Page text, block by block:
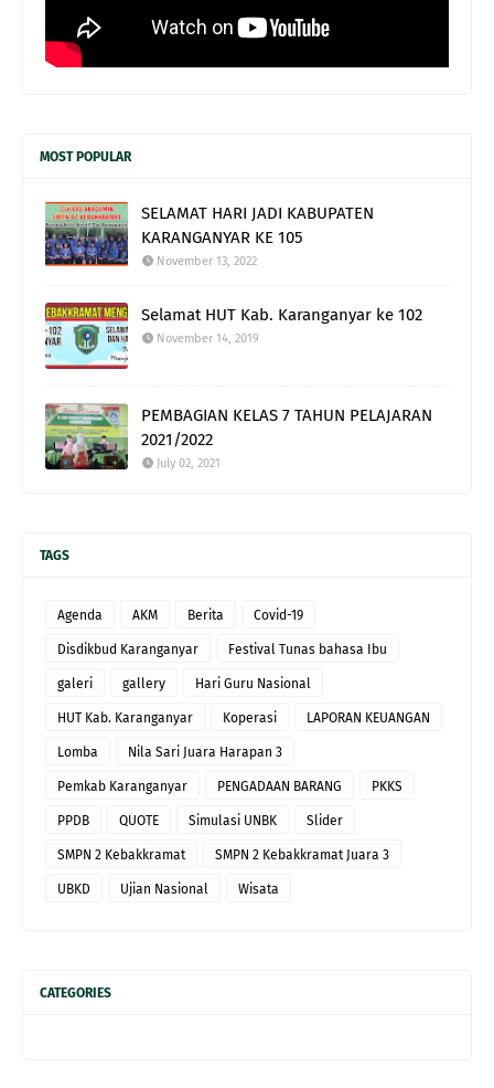
MOST POPULAR
SELAMAT HARI JADI KABUPATEN
KARANGANYAR KE 105
November 13, 2022
Selamat HUT Kab. Karanganyar ke 102
November 14, 2019
PEMBAGIAN KELAS 7 TAHUN PELAJARAN
2021/2022
July 02, 2021
TAGS
Agenda AKM Berita Covid-19
Disdikbud Karanganyar Festival Tunas bahasa Ibu
galeri gallery Hari Guru Nasional
HUT Kab. Karanganyar Koperasi LAPORAN KEUANGAN
Lomba Nila Sari Juara Harapan 3
Pemkab Karanganyar PENGADAAN BARANG PKKS
PPDB QUOTE Simulasi UNBK Slider
SMPN 2 Kebakkramat SMPN 2 Kebakkramat Juara 3
UBKD Ujian Nasional Wisata
CATEGORIES